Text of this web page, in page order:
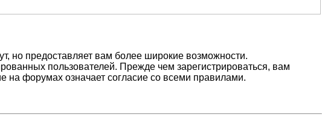
но предоставляет вам более широкие возможности.
пользователей. Прежде чем зарегистрироваться, вам
на форумах означает согласие со всеми правилами.